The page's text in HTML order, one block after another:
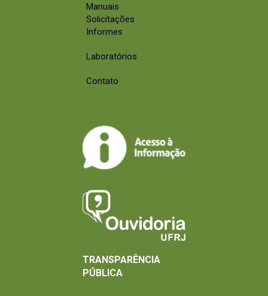
Manuais
Solicitações
Informes
Laboratórios
Contato
TRANSPARÊNCIA
PÚBLICA